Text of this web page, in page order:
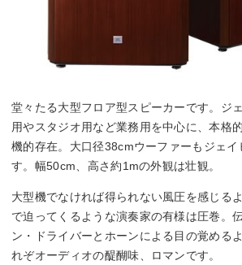
堂々たる大型フロア型スピーカーです。ジ
用やスタジオ用など業務用を中心に、本格
機的存在。大口径38cmウーファーもジェ
す。幅50cm、高さ約1mの外観は壮観。
大型機でなければ得られない風圧を感じる
で迫ってくるような演奏家の有様は圧巻。
ン・ドライバーとホーンによる目の覚める
れぞオーディオの醍醐味、ロマンです。